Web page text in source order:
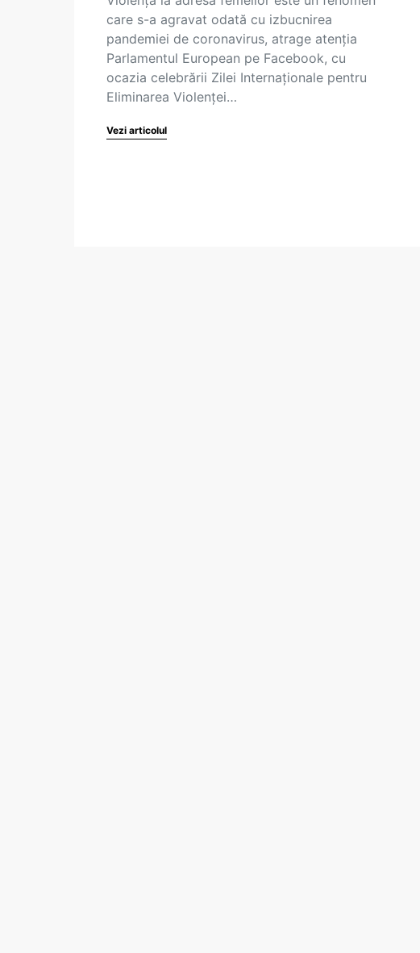
care s-a agravat odată cu izbucnirea
pandemiei de coronavirus, atrage atenția
Parlamentul European pe Facebook, cu
ocazia celebrării Zilei Internaționale pentru
Eliminarea Violenței…
Vezi articolul